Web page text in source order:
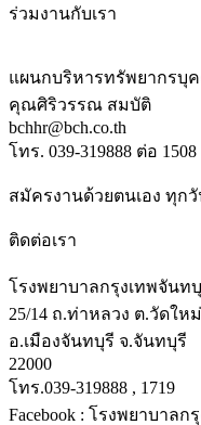
ร่วมงานกับเรา
แผนกบริหารทรัพยากรบุ
คุณศิริวรรณ สมบัติ
bchhr@bch.co.th
โทร. 039-319888 ต่อ 1508
สมัครงานด้วยตนเอง ทุกวั
ติดต่อเรา
โรงพยาบาลกรุงเทพจันท
25/14 ถ.ท่าหลวง ต.วัดใหม่
อ.เมืองจันทบุรี จ.จันทบุรี
22000
โทร.039-319888 , 1719
Facebook : โรงพยาบาลก